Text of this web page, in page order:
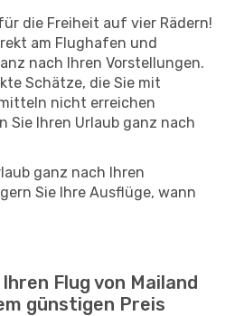
die Freiheit auf vier Rädern!
am Flughafen und
nach Ihren Vorstellungen.
Schätze, die Sie mit
nicht erreichen
Sie Ihren Urlaub ganz nach
ganz nach Ihren
Sie Ihre Ausflüge, wann
Flug von Mailand
günstigen Preis